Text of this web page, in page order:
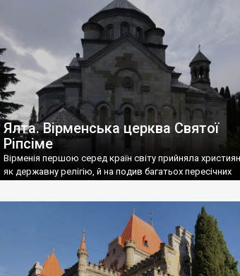
називаються «повстяками» (postaki)…” “Вино. Крим
виробляє відмінне вино і його вдосталь: воно все
легке біле і дуже […]
Ялта. Вірменська церква Святої
Ріпсіме
Вірменія першою серед країн світу прийняла
як державну релігію, й на подив багатьох пересічних